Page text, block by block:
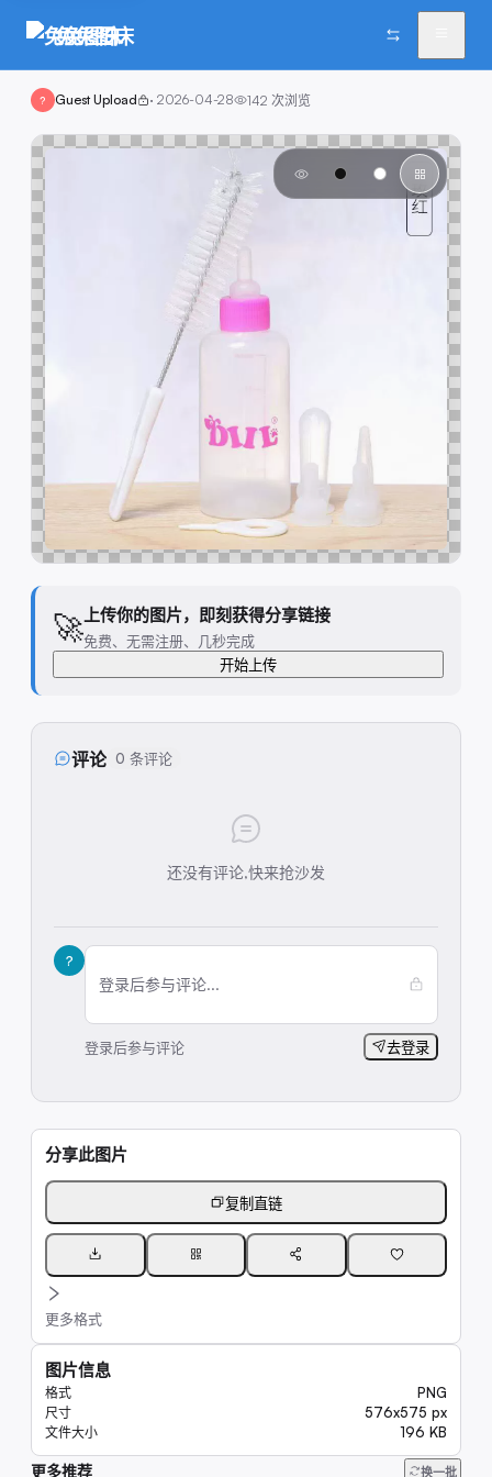
兔兔图床
? Guest Upload · 2026-04-28 142 次浏览
🚀上传你的图片，即刻获得分享链接
免费、无需注册、几秒完成
开始上传
评论 0 条评论
还没有评论,快来抢沙发
?
登录后参与评论...
登录后参与评论 去登录
分享此图片
复制直链
更多格式
图片信息
格式 PNG
尺寸 576x575 px
文件大小 196 KB
更多推荐 换一批
20K